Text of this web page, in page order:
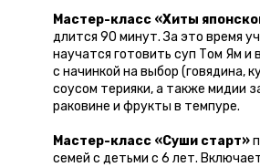
Мастер-класс «Хиты
длится 90 минут. За это время
научатся готовить суп Том Ям и
с начинкой на выбор (говядина,
соусом терияки, а также мидии
раковине и фрукты в темпуре.
Мастер-класс «Суши старт»
семей с детьми с 6 лет.